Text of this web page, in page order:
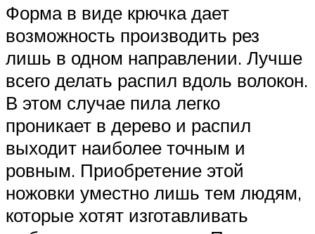
Форма в виде крючка дает
возможность производить рез
лишь в одном направлении. Лучше
всего делать распил вдоль волокон.
В этом случае пила легко
проникает в дерево и распил
выходит наиболее точным и
ровным. Приобретение этой
ножовки уместно лишь тем людям,
которые хотят изготавливать